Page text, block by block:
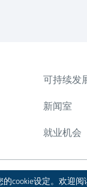
cookie设定。欢迎阅
可持续发
新闻室
就业机会
版